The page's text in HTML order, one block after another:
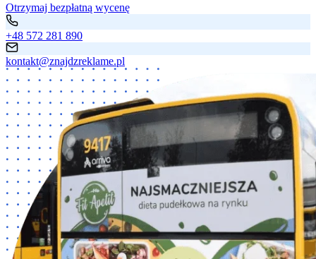
Otrzymaj bezpłatną wycenę
+48 572 281 890
kontakt@znajdzreklame.pl